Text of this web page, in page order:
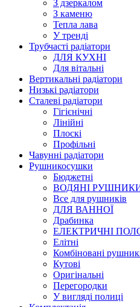
З дзеркалом
З каменю
Тепла лава
У тренді
Трубчасті радіатори
ДЛЯ КУХНІ
Для вітальні
Вертикальні радіатори
Низькі радіатори
Сталеві радіатори
Гігієнічні
Лінійні
Плоскі
Профільні
Чавунні радіатори
Рушникосушки
Бюджетні
ВОДЯНІ
Все для рушників
ДЛЯ ВАННОЇ
Драбинка
ЕЛЕКТРИЧНІ
Елітні
Комбіновані
Кутові
Оригінальні
Перегородки
У вигляді полиці